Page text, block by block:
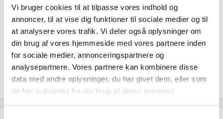
Vi bruger cookies til at tilpasse vores indhold og
annoncer, til at vise dig funktioner til sociale medier og til
at analysere vores trafik. Vi deler også oplysninger om
din brug af vores hjemmeside med vores partnere inden
for sociale medier, annonceringspartnere og
analysepartnere. Vores partnere kan kombinere disse
data med andre oplysninger, du har givet dem, eller som
de har indsamlet fra din brug af deres tjenester.
Med udvendige mål på 1000 x 600 x 2000 mm får du
maksimal opbevaring på minimal gulvplads - perfekt til
både trange værksteder og moderne lagerafdelinger. Som
specialister i lager- og transportudstyr leverer Dansk Niels
Bo kvalitet, du kan regne med, og du får 14 dages fuld
returret på købet.